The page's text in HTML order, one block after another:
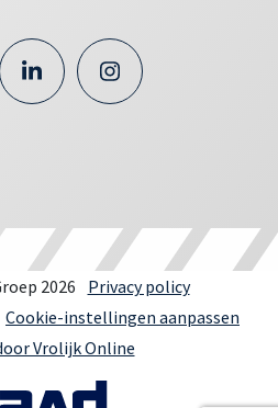
2026
Privacy policy
Cookie-instellingen aanpassen
Vrolijk Online